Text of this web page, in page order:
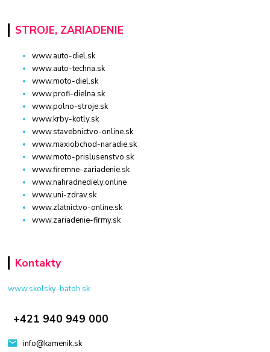
STROJE, ZARIADENIE
www.auto-diel.sk
www.auto-techna.sk
www.moto-diel.sk
www.profi-dielna.sk
www.polno-stroje.sk
www.krby-kotly.sk
www.stavebnictvo-online.sk
www.maxiobchod-naradie.sk
www.moto-prislusenstvo.sk
www.firemne-zariadenie.sk
www.nahradnediely.online
www.uni-zdrav.sk
www.zlatnictvo-online.sk
www.zariadenie-firmy.sk
Kontakty
www.skolsky-batoh.sk
+421 940 949 000
info@kamenik.sk